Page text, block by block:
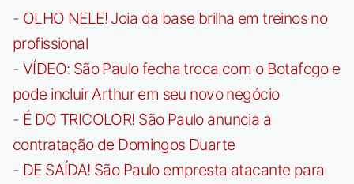
- OLHO NELE! Joia da base brilha em treinos no
profissional
- VÍDEO: São Paulo fecha troca com o Botafogo e
pode incluir Arthur em seu novo negócio
- É DO TRICOLOR! São Paulo anuncia a
contratação de Domingos Duarte
- DE SAÍDA! São Paulo empresta atacante para